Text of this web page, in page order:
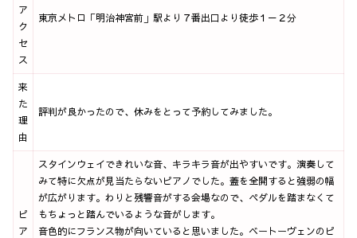
ア
ク
セ
ス
東京メトロ「明治神宮前」駅より７番出口より徒歩１－２分
来
た
理
由
評判が良かったので、休みをとって予約してみました。
ピ
ア
スタインウェイできれいな音、キラキラ音が出やすいです。演奏して
みて特に欠点が見当たらないピアノでした。蓋を全開すると強弱の幅
が広がります。わりと残響音がする会場なので、ペダルを踏まなくて
もちょっと踏んでいるような音がします。
音色的にフランス物が向いていると思いました。ベートーヴェンのピ